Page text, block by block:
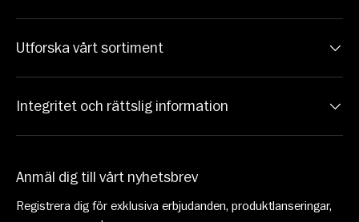
Utforska vårt sortiment
Integritet och rättslig information
Anmäl dig till vårt nyhetsbrev
Registrera dig för exklusiva erbjudanden, produktlanseringar,